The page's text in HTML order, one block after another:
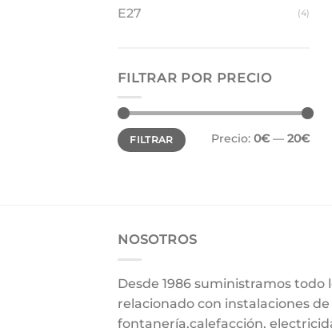
E27 (4)
FILTRAR POR PRECIO
Precio
mínimo
Precio
máximo
FILTRAR Precio: 0€— 20€
NOSOTROS
Desde 1986 suministramos todo
relacionado con instalaciones de
fontanería,calefacción,